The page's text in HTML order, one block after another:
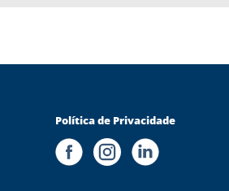
Política de Privacidade